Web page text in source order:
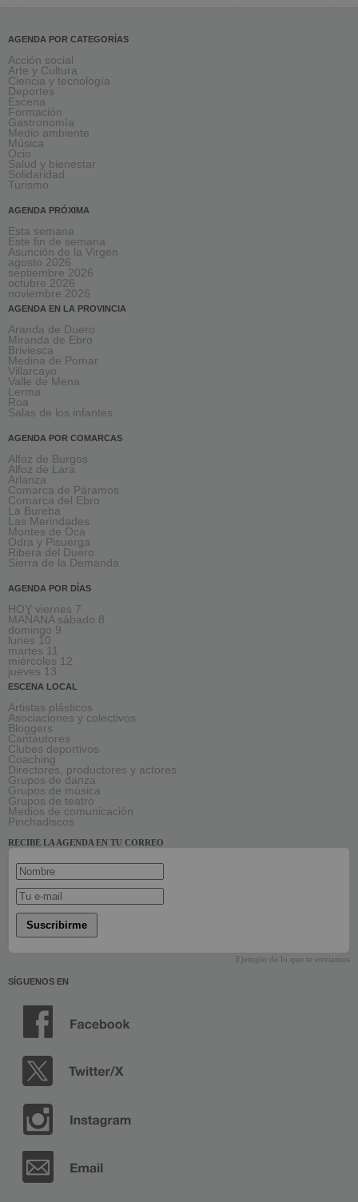
AGENDA POR CATEGORÍAS
Acción social
Arte y Cultura
Ciencia y tecnología
Deportes
Escena
Formación
Gastronomía
Medio ambiente
Música
Ocio
Salud y bienestar
Solidaridad
Turismo
AGENDA PRÓXIMA
Esta semana
Este fin de semana
Asunción de la Virgen
agosto 2026
septiembre 2026
octubre 2026
noviembre 2026
AGENDA EN LA PROVINCIA
Aranda de Duero
Miranda de Ebro
Briviesca
Medina de Pomar
Villarcayo
Valle de Mena
Lerma
Roa
Salas de los infantes
AGENDA POR COMARCAS
Alfoz de Burgos
Alfoz de Lara
Arlanza
Comarca de Páramos
Comarca del Ebro
La Bureba
Las Merindades
Montes de Oca
Odra y Pisuerga
Ribera del Duero
Sierra de la Demanda
AGENDA POR DÍAS
HOY viernes 7
MAÑANA sábado 8
domingo 9
lunes 10
martes 11
miércoles 12
jueves 13
ESCENA LOCAL
Artistas plásticos
Asociaciones y colectivos
Bloggers
Cantautores
Clubes deportivos
Coaching
Directores, productores y actores
Grupos de danza
Grupos de música
Grupos de teatro
Medios de comunicación
Pinchadiscos
RECIBE LA AGENDA EN TU CORREO
Suscribirme
Ejemplo de lo que te enviamos
SÍGUENOS EN